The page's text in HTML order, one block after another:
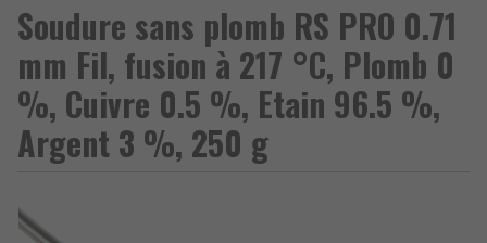
Soudure sans plomb RS PRO 0.71
mm Fil, fusion à 217 °C, Plomb 0
%, Cuivre 0.5 %, Etain 96.5 %,
Argent 3 %, 250 g